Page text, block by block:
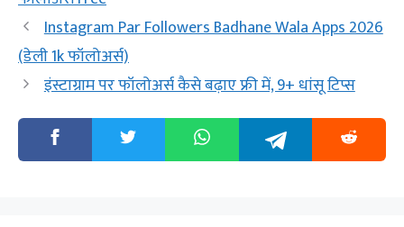
Instagram Par Followers Badhane Wala Apps 2026
(डेली 1k फॉलोअर्स)
इंस्टाग्राम पर फॉलोअर्स कैसे बढ़ाए फ्री में, 9+ धांसू टिप्स